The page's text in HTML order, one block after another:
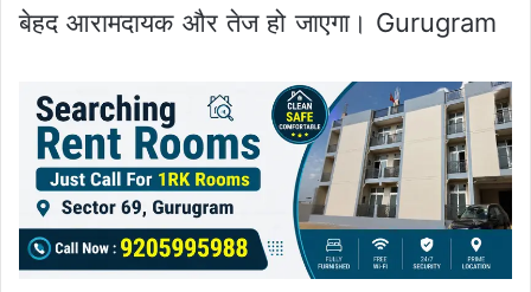
बेहद आरामदायक और तेज हो जाएगा। Gurugram